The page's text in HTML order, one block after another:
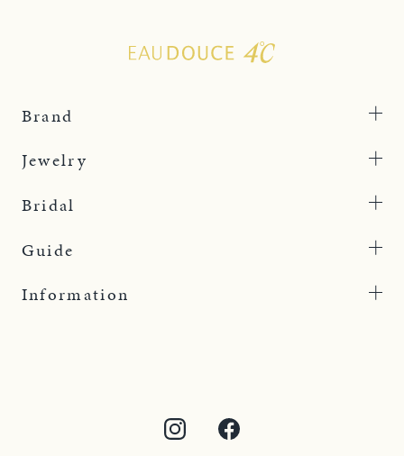
Brand
Jewelry
Bridal
Guide
Information